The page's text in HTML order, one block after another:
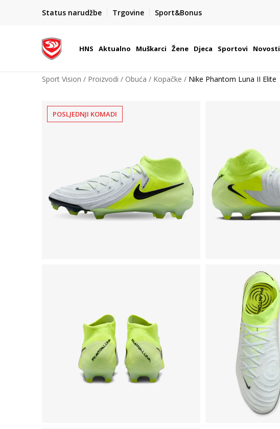
Status narudžbe Trgovine Sport&Bonus
BOX NOW
Dostava 1,50 €
| Više od 800 paketomata u Hrvatskoj
HNS Aktualno Muškarci Žene Djeca Sportovi Novosti
Sport Vision Proizvodi Obuća Kopačke Nike Phantom Luna II Elite
POSLJEDNJI KOMADI